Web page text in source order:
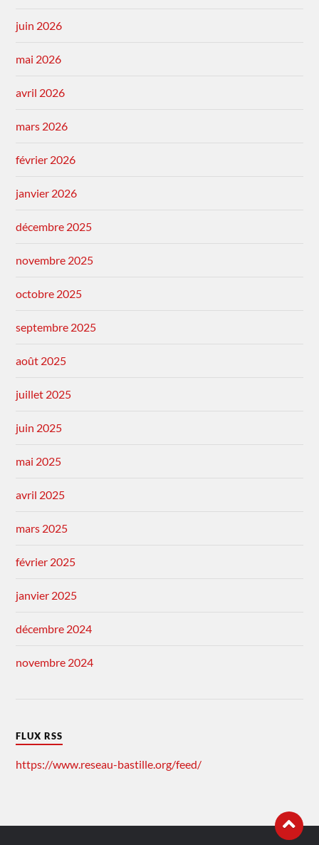
juin 2026
mai 2026
avril 2026
mars 2026
février 2026
janvier 2026
décembre 2025
novembre 2025
octobre 2025
septembre 2025
août 2025
juillet 2025
juin 2025
mai 2025
avril 2025
mars 2025
février 2025
janvier 2025
décembre 2024
novembre 2024
FLUX RSS
https://www.reseau-bastille.org/feed/